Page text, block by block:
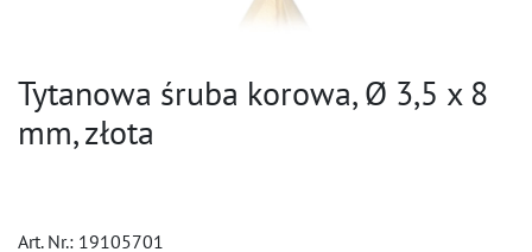
Tytanowa śruba korowa, Ø 3,5 x 8
mm, złota
Art. Nr.: 19105701